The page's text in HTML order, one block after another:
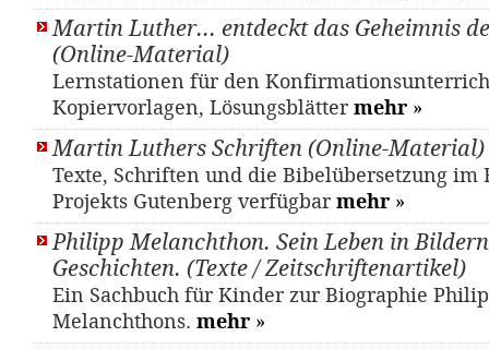
Martin Luther... entdeckt das Geheimnis
(Online-Material)
Lernstationen für den
Kopiervorlagen, Lösungsblättermehr »
Martin Luthers Schriften (Online-Material)
Texte, Schriften und die Bibelübersetzung im
Projekts Gutenberg verfügbarmehr »
Philipp Melanchthon. Sein Leben in
Geschichten. (Texte / Zeitschriftenartikel)
Ein Sachbuch für Kinder zur Biographie
Melanchthons. mehr »